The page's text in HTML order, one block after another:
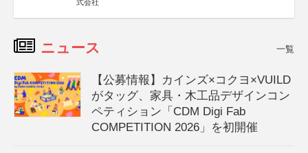
式会社
ニュース 一覧
【公募情報】カインズ×コクヨ×VUILD
がタッグ、家具・木工品デザインコン
ペティション「CDM Digi Fab
COMPETITION 2026」を初開催